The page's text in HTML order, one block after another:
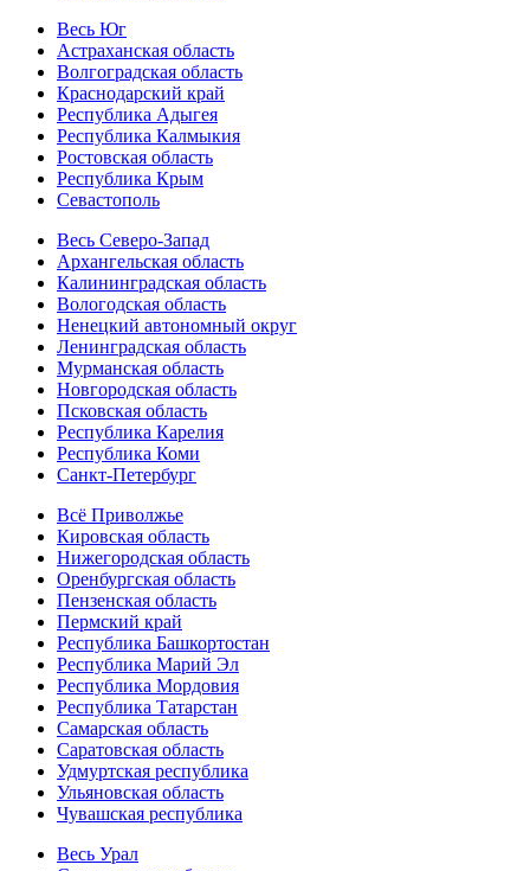
Весь Юг
Астраханская область
Волгоградская область
Краснодарский край
Республика Адыгея
Республика Калмыкия
Ростовская область
Республика Крым
Севастополь
Весь Северо-Запад
Архангельская область
Калининградская область
Вологодская область
Ненецкий автономный округ
Ленинградская область
Мурманская область
Новгородская область
Псковская область
Республика Карелия
Республика Коми
Санкт-Петербург
Всё Приволжье
Кировская область
Нижегородская область
Оренбургская область
Пензенская область
Пермский край
Республика Башкортостан
Республика Марий Эл
Республика Мордовия
Республика Татарстан
Самарская область
Саратовская область
Удмуртская республика
Ульяновская область
Чувашская республика
Весь Урал